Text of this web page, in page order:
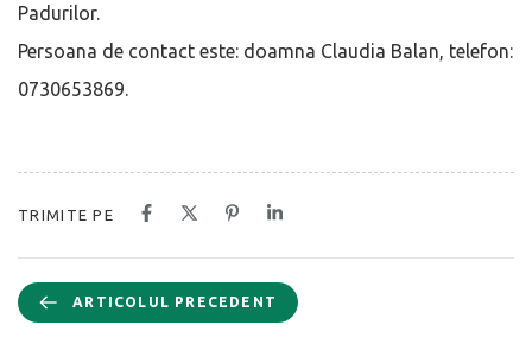
Padurilor.
Persoana de contact este: doamna Claudia Balan, telefon:
0730653869.
TRIMITE PE
ARTICOLUL PRECEDENT